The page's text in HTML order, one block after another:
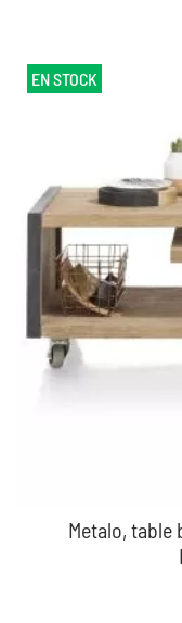
Metalo, table
EN STOCK